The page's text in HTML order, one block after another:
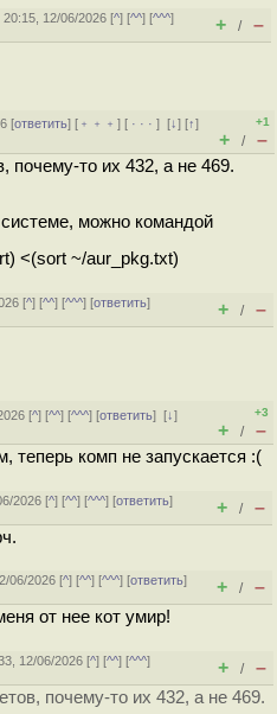
20:15, 12/06/2026 [^] [^^] [^^^]
+ / –
[ответить] [ ﹢﹢﹢] [ · · ·][↓] [↑]
+1
+ / –
почему-то их 432, а не 469.
можно командой
<(sort ~/aur_pkg.txt)
[^] [^^] [^^^] [ответить]
+ / –
[^] [^^] [^^^] [ответить][↓]
+3
+ / –
теперь комп не запускается :(
2026 [^] [^^] [^^^] [ответить]
+ / –
06/2026 [^] [^^] [^^^] [ответить]
+ / –
от нее кот умир!
12/06/2026 [^] [^^] [^^^]
+ / –
почему-то их 432, а не 469.